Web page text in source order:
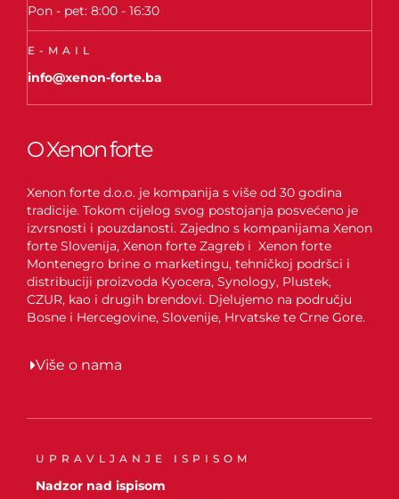
Pon - pet: 8:00 - 16:30
E-MAIL
info@xenon-forte.ba
O Xenon forte
Xenon forte d.o.o. je kompanija s više od 30 godina
tradicije. Tokom cijelog svog postojanja posvećeno je
izvrsnosti i pouzdanosti. Zajedno s kompanijama Xenon
forte Slovenija, Xenon forte Zagreb i Xenon forte
Montenegro brine o marketingu, tehničkoj podršci i
distribuciji proizvoda Kyocera, Synology, Plustek,
CZUR, kao i drugih brendovi. Djelujemo na području
Bosne i Hercegovine, Slovenije, Hrvatske te Crne Gore.
Više o nama
UPRAVLJANJE ISPISOM
Nadzor nad ispisom